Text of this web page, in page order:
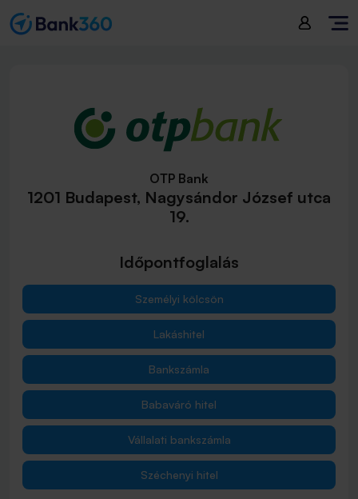
OTP Bank
1201 Budapest, Nagysándor József utca
19.
Időpontfoglalás
Személyi kölcsön
Lakáshitel
Bankszámla
Babaváró hitel
Vállalati bankszámla
Széchenyi hitel